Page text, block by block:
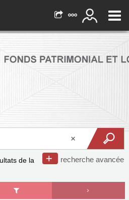
recherche avancée
de la